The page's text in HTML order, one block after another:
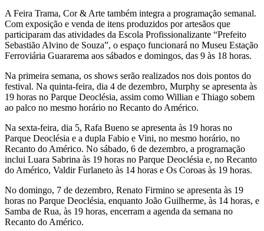
A Feira Trama, Cor & Arte também integra a programação semanal.
Com exposição e venda de itens produzidos por artesãos que
participaram das atividades da Escola Profissionalizante “Prefeito
Sebastião Alvino de Souza”, o espaço funcionará no Museu Estação
Ferroviária Guararema aos sábados e domingos, das 9 às 18 horas.
Na primeira semana, os shows serão realizados nos dois pontos do
festival. Na quinta-feira, dia 4 de dezembro, Murphy se apresenta às
19 horas no Parque Deoclésia, assim como Willian e Thiago sobem
ao palco no mesmo horário no Recanto do Américo.
Na sexta-feira, dia 5, Rafa Bueno se apresenta às 19 horas no
Parque Deoclésia e a dupla Fabio e Vini, no mesmo horário, no
Recanto do Américo. No sábado, 6 de dezembro, a programação
inclui Luara Sabrina às 19 horas no Parque Deoclésia e, no Recanto
do Américo, Valdir Furlaneto às 14 horas e Os Coroas às 19 horas.
No domingo, 7 de dezembro, Renato Firmino se apresenta às 19
horas no Parque Deoclésia, enquanto João Guilherme, às 14 horas, e
Samba de Rua, às 19 horas, encerram a agenda da semana no
Recanto do Américo.